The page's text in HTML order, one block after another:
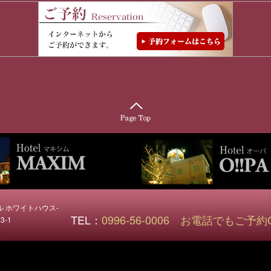
ホワイトハウス-
1
TEL： 0996-56-0006 お電話でもご予約